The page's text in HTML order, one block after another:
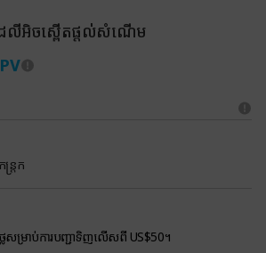
លីអិចស្ពើតផ្តល់សំណើម
PV
ត្រក
សម្រាប់ការបញ្ជាទិញលើសពី US$50។